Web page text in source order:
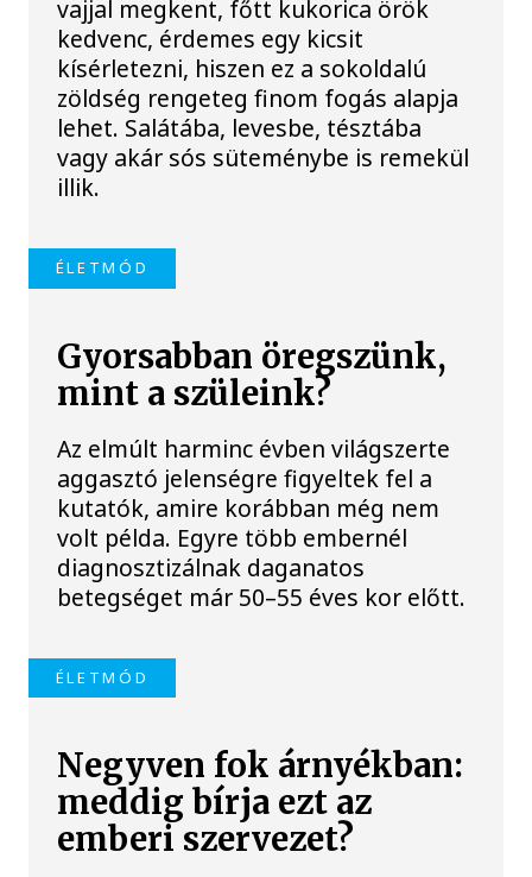
vajjal megkent, főtt kukorica örök
kedvenc, érdemes egy kicsit
kísérletezni, hiszen ez a sokoldalú
zöldség rengeteg finom fogás alapja
lehet. Salátába, levesbe, tésztába
vagy akár sós süteménybe is remekül
illik.
ÉLETMÓD
Gyorsabban öregszünk,
mint a szüleink?
Az elmúlt harminc évben világszerte
aggasztó jelenségre figyeltek fel a
kutatók, amire korábban még nem
volt példa. Egyre több embernél
diagnosztizálnak daganatos
betegséget már 50–55 éves kor előtt.
ÉLETMÓD
Negyven fok árnyékban:
meddig bírja ezt az
emberi szervezet?